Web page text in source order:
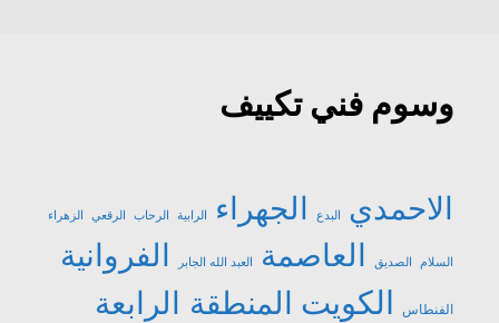
وسوم فني تكييف
الاحمدي البدع الجهراء الرابية الرحاب الرقعي الزهراء
السلام الصديق العاصمة العبد الله الجابر الفروانية
الفنطاس الكويت المنطقة الرابعة